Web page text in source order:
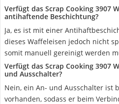
Verfügt das Scrap Cooking 3907
antihaftende Beschichtung?
Ja, es ist mit einer
dieses Waffeleisen jedoch nicht
somit manuell gereinigt werden
Verfügt das Scrap Cooking 3907
und Ausschalter?
Nein, ein An- und Ausschalter ist
vorhanden, sodass er beim